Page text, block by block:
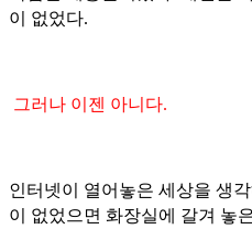
이 없었다.
그러나 이젠 아니다.
인터넷이 열어놓은 세상을 생
이 없었으면 화장실에 갈겨 놓